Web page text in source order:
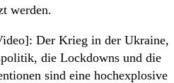
werden.
Der Krieg in der Ukraine,
die Lockdowns und die
sind eine hochexplosive